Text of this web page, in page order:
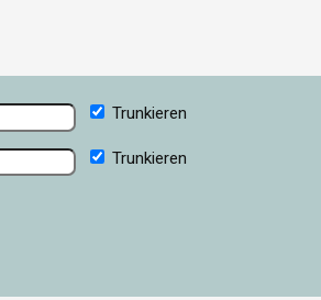
Trunkieren
Trunkieren